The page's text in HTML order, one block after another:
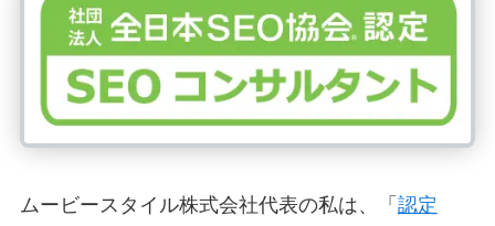
ムービースタイル株式会社代表の私は、「 認定